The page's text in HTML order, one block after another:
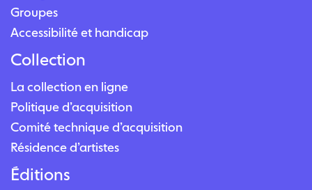
Groupes
Accessibilité et handicap
Collection
La collection en ligne
Politique d’acquisition
Comité technique d’acquisition
Résidence d’artistes
Éditions